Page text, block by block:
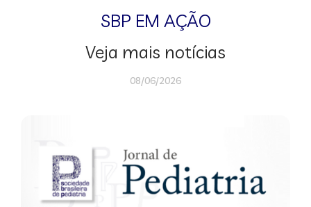
SBP EM AÇÃO
Veja mais notícias
08/06/2026